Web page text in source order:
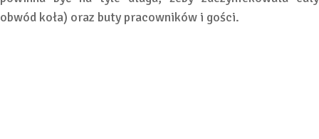
obwód koła) oraz buty pracowników i gości.